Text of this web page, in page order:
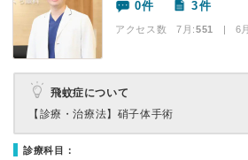
0件 3件
アクセス数 7月:551 | 6
飛蚊症について
【診療・治療法】 硝子体手術
診療科目：